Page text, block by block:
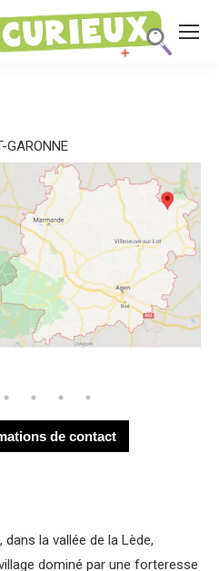
GARONNE
de contact
la vallée de la Lède,
dominé par une forteresse